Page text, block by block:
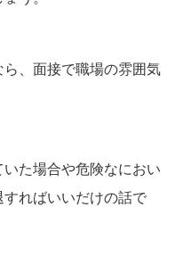
、面接で職場の雰囲気
た場合や危険なにおい
ればいいだけの話で